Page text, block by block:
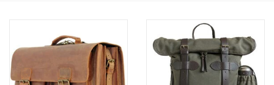
Accessoires